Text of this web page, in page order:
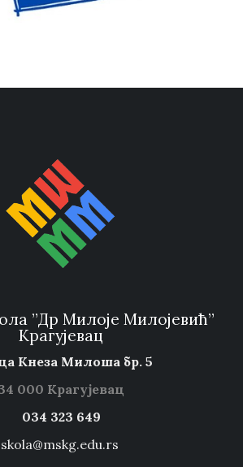
”Др Милоје Милојевић”
Крагујевац
Кнеза Милоша бр. 5
000 Крагујевац
034 323 649
skola@mskg.edu.rs